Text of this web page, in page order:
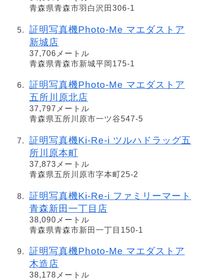
青森県青森市羽白沢田306-1
証明写真機Photo-Me マエダストア
新城店
37,706メートル
青森県青森市新城平岡175-1
証明写真機Photo-Me マエダストア
五所川原北店
37,797メートル
青森県五所川原市一ツ谷547-5
証明写真機Ki-Re-i ツルハドラッグ五
所川原本町
37,873メートル
青森県五所川原市字本町25-2
証明写真機Ki-Re-i ファミリーマート
青森新田一丁目店
38,090メートル
青森県青森市新田一丁目150-1
証明写真機Photo-Me マエダストア
木造店
38,178メートル